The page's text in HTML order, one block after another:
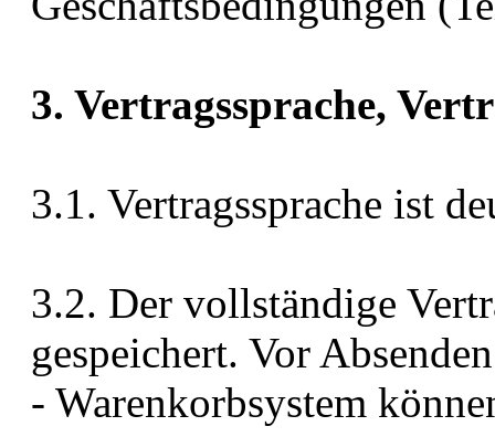
3. Vertragssprache,
3.1. Vertragssprache ist
3.2. Der vollständige
gespeichert. Vor
- Warenkorbsystem